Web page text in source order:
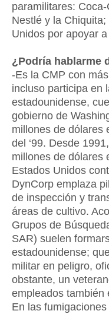
paramilitares:
Nestlé y la
Unidos por apoyar
¿Podría hablarme
-Es la CMP con
incluso participa en
estadounidense,
gobierno de
millones de dólares
del ‘99. Desde
millones de dólares
Estados Unidos
DynCorp emplaza
de inspección y
áreas de cultivo.
Grupos de
SAR) suelen
estadounidense;
militar en peligro,
obstante, un
empleados también
En las